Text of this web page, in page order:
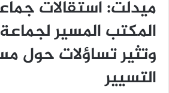
ميدلت: استقالات
المكتب المسير
وتثير تساؤلات حول
التسيير